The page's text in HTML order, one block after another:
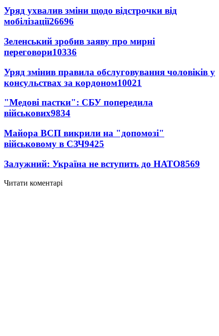
Уряд ухвалив зміни щодо відстрочки від
мобілізації26696
Зеленський зробив заяву про мирні
переговори10336
Уряд змінив правила обслуговування чоловіків у
консульствах за кордоном10021
"Медові пастки": СБУ попередила
військових9834
Майора ВСП викрили на "допомозі"
військовому в СЗЧ9425
Залужний: Україна не вступить до НАТО8569
Читати коментарі